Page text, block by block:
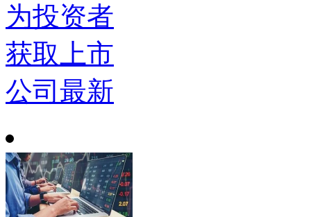
为投资者
获取上市
公司最新